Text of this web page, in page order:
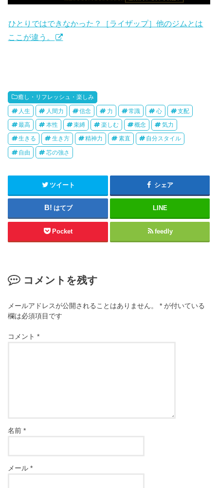
ひとりではできなかった？［ライザップ］他のジムとは
ここが違う。
癒し・リフレッシュ・楽しみ
人生 人間力 信念 力 常識 心 支配
最高 本性 束縛 楽しむ 概念 気力
生きる 生き方 精神力 素直 自分スタイル
自由 芯の強さ
ツイート シェア
はてブ LINE
Pocket feedly
コメントを残す
メールアドレスが公開されることはありません。 * が付いている
欄は必須項目です
コメント*
名前*
メール*